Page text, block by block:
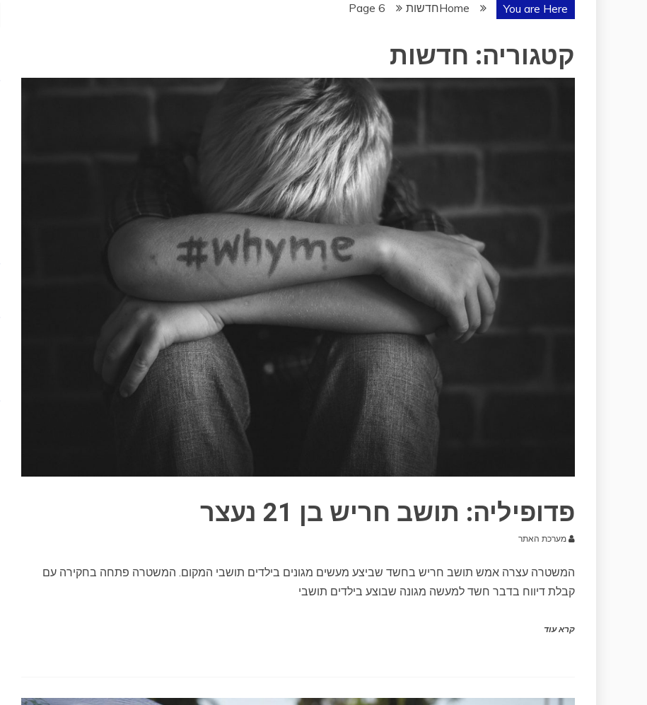
You are Here
Homeחדשות Page 6
קטגוריה: חדשות
פדופיליה: תושב חריש בן 21 נעצר
מערכת האתר
המשטרה עצרה אמש תושב חריש בחשד שביצע מעשים מגונים בילדים תושבי המקום. המשטרה פתחה בחקירה עם
קבלת דיווח בדבר חשד למעשה מגונה שבוצע בילדים תושבי
קרא עוד